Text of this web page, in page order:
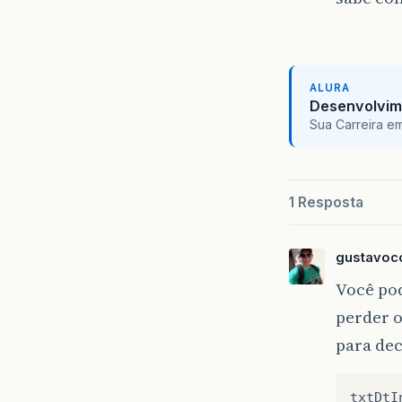
ALURA
Sua Carreira
1 Resposta
Você
perder
para